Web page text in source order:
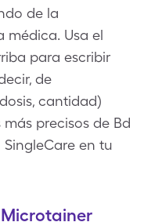
de la
médica. Usa el
para escribir
de
cantidad)
precisos de Bd
en tu